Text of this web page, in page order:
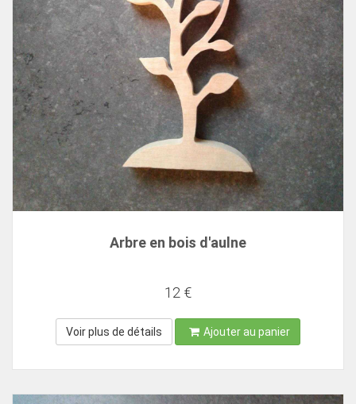
Arbre en bois d'aulne
12 €
Voir plus de détails Ajouter au panier